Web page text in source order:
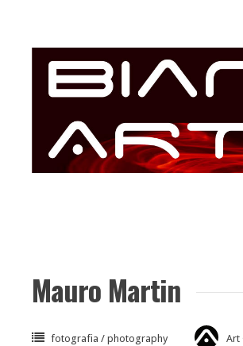
content
Mauro Martin
fotografia / photography Art